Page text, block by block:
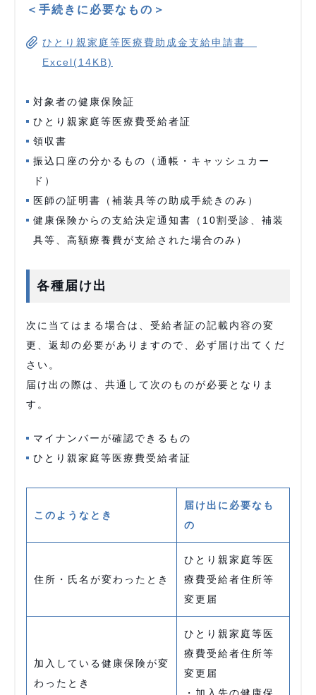
＜手続きに必要なもの＞
ひとり親家庭等医療費助成金支給申請書
Excel(14KB)
対象者の健康保険証
ひとり親家庭等医療費受給者証
領収書
振込口座の分かるもの（通帳・キャッシュカー
ド）
医師の証明書（補装具等の助成手続きのみ）
健康保険からの支給決定通知書（10割受診、補装
具等、高額療養費が支給された場合のみ）
各種届け出
次に当てはまる場合は、受給者証の記載内容の変
更、返却の必要がありますので、必ず届け出てくだ
さい。
届け出の際は、共通して次のものが必要となりま
す。
マイナンバーが確認できるもの
ひとり親家庭等医療費受給者証
このようなとき
届け出に必要なも
の
住所・氏名が変わったとき
ひとり親家庭等医
療費受給者住所等
変更届
加入している健康保険が変
わったとき
ひとり親家庭等医
療費受給者住所等
変更届